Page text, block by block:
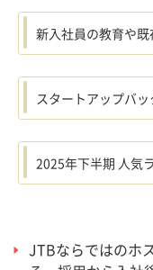
JTBならではのホ
新入社員の教育や既
スタートアップバ
2025年下半期 人気